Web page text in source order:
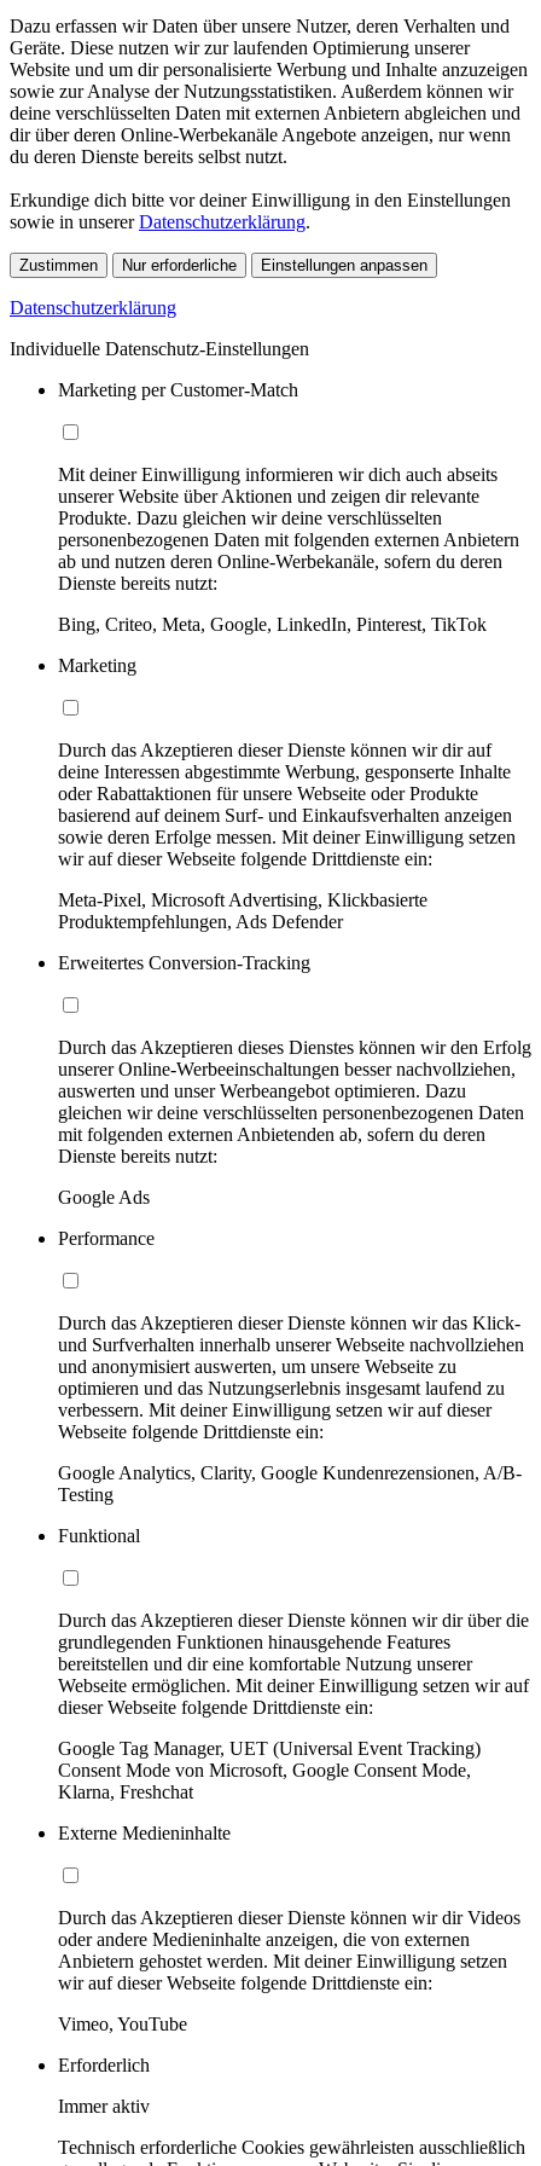
Dazu erfassen wir Daten über unsere Nutzer, deren Verhalten und
Geräte. Diese nutzen wir zur laufenden Optimierung unserer
Website und um dir personalisierte Werbung und Inhalte anzuzeigen
sowie zur Analyse der Nutzungsstatistiken. Außerdem können wir
deine verschlüsselten Daten mit externen Anbietern abgleichen und
dir über deren Online-Werbekanäle Angebote anzeigen, nur wenn
du deren Dienste bereits selbst nutzt.
Erkundige dich bitte vor deiner Einwilligung in den Einstellungen
sowie in unsererDatenschutzerklärung.
Zustimmen Nur erforderliche Einstellungen anpassen
Datenschutzerklärung
Individuelle Datenschutz-Einstellungen
Marketing per Customer-Match
Mit deiner Einwilligung informieren wir dich auch abseits
unserer Website über Aktionen und zeigen dir relevante
Produkte. Dazu gleichen wir deine verschlüsselten
personenbezogenen Daten mit folgenden externen Anbietern
ab und nutzen deren Online-Werbekanäle, sofern du deren
Dienste bereits nutzt:
Bing, Criteo, Meta, Google, LinkedIn, Pinterest, TikTok
Marketing
Durch das Akzeptieren dieser Dienste können wir dir auf
deine Interessen abgestimmte Werbung, gesponserte Inhalte
oder Rabattaktionen für unsere Webseite oder Produkte
basierend auf deinem Surf- und Einkaufsverhalten anzeigen
sowie deren Erfolge messen. Mit deiner Einwilligung setzen
wir auf dieser Webseite folgende Drittdienste ein:
Meta-Pixel, Microsoft Advertising, Klickbasierte
Produktempfehlungen, Ads Defender
Erweitertes Conversion-Tracking
Durch das Akzeptieren dieses Dienstes können wir den Erfolg
unserer Online-Werbeeinschaltungen besser nachvollziehen,
auswerten und unser Werbeangebot optimieren. Dazu
gleichen wir deine verschlüsselten personenbezogenen Daten
mit folgenden externen Anbietenden ab, sofern du deren
Dienste bereits nutzt:
Google Ads
Performance
Durch das Akzeptieren dieser Dienste können wir das Klick-
und Surfverhalten innerhalb unserer Webseite nachvollziehen
und anonymisiert auswerten, um unsere Webseite zu
optimieren und das Nutzungserlebnis insgesamt laufend zu
verbessern. Mit deiner Einwilligung setzen wir auf dieser
Webseite folgende Drittdienste ein:
Google Analytics, Clarity, Google Kundenrezensionen, A/B-
Testing
Funktional
Durch das Akzeptieren dieser Dienste können wir dir über die
grundlegenden Funktionen hinausgehende Features
bereitstellen und dir eine komfortable Nutzung unserer
Webseite ermöglichen. Mit deiner Einwilligung setzen wir auf
dieser Webseite folgende Drittdienste ein:
Google Tag Manager, UET (Universal Event Tracking)
Consent Mode von Microsoft, Google Consent Mode,
Klarna, Freshchat
Externe Medieninhalte
Durch das Akzeptieren dieser Dienste können wir dir Videos
oder andere Medieninhalte anzeigen, die von externen
Anbietern gehostet werden. Mit deiner Einwilligung setzen
wir auf dieser Webseite folgende Drittdienste ein:
Vimeo, YouTube
Erforderlich
Immer aktiv
Technisch erforderliche Cookies gewährleisten ausschließlich